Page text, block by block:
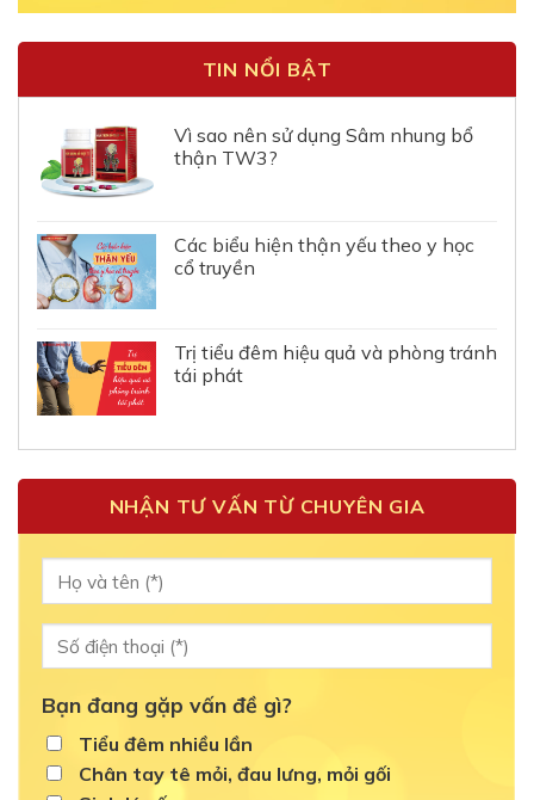
TIN NỔI BẬT
Vì sao nên sử dụng Sâm nhung bổ
thận TW3?
Các biểu hiện thận yếu theo y học
cổ truyền
Trị tiểu đêm hiệu quả và phòng tránh
tái phát
NHẬN TƯ VẤN TỪ CHUYÊN GIA
Bạn đang gặp vấn đề gì?
Tiểu đêm nhiều lần
Chân tay tê mỏi, đau lưng, mỏi gối